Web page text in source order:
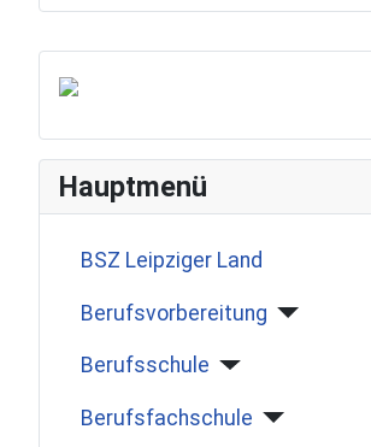
Hauptmenü
BSZ Leipziger Land
Berufsvorbereitung
Berufsschule
Berufsfachschule